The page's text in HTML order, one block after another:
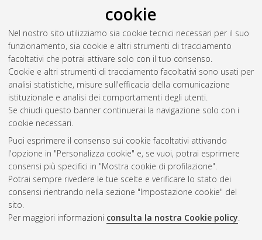
cookie
Nel nostro sito utilizziamo sia cookie tecnici necessari per il suo
funzionamento, sia cookie e altri strumenti di tracciamento
facoltativi che potrai attivare solo con il tuo consenso.
Cookie e altri strumenti di tracciamento facoltativi sono usati per
analisi statistiche, misure sull'efficacia della comunicazione
istituzionale e analisi dei comportamenti degli utenti.
Se chiudi questo banner continuerai la navigazione solo con i
cookie necessari.
Puoi esprimere il consenso sui cookie facoltativi attivando
l'opzione in "Personalizza cookie" e, se vuoi, potrai esprimere
consensi più specifici in "Mostra cookie di profilazione".
Potrai sempre rivedere le tue scelte e verificare lo stato dei
consensi rientrando nella sezione "Impostazione cookie" del
sito.
Per maggiori informazioni consulta la nostra Cookie policy.
Gestione del documento:
Atom
Rss 1.0
Rss 2.0
ISSN: 2038-7946